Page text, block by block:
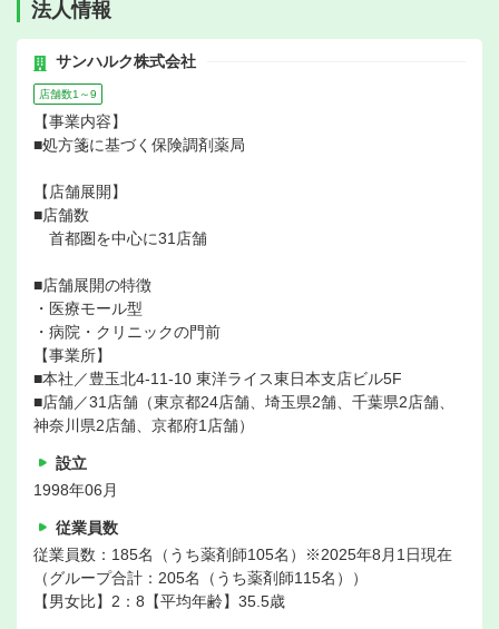
法人情報
サンハルク株式会社
店舗数1～9
【事業内容】
■処方箋に基づく保険調剤薬局
【店舗展開】
■店舗数
首都圏を中心に31店舗
■店舗展開の特徴
・医療モール型
・病院・クリニックの門前
【事業所】
■本社／豊玉北4-11-10 東洋ライス東日本支店ビル5F
■店舗／31店舗（東京都24店舗、埼玉県2舗、千葉県2店舗、
神奈川県2店舗、京都府1店舗）
設立
1998年06月
従業員数
従業員数：185名（うち薬剤師105名）※2025年8月1日現在
（グループ合計：205名（うち薬剤師115名））
【男女比】2：8【平均年齢】35.5歳